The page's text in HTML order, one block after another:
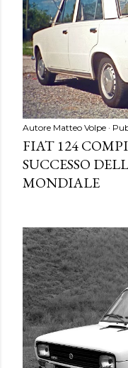
Autore Matteo Volpe
FIAT 124
SUCCESSO
MONDIALE